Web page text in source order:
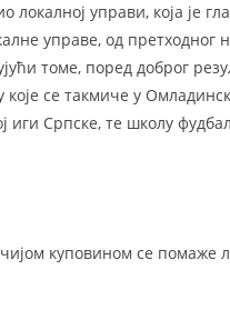
локалној управи, која је
управе, од
томе, поред доброг
које се такмиче у
иги Српске, те школу
чијом куповином се